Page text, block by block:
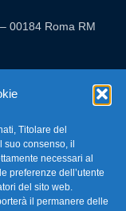
Titolare del
consenso, il
necessari al
preferenze dell’utente
del sito web.
il permanere delle
00184 Roma RM